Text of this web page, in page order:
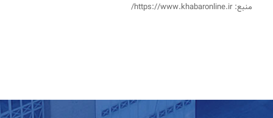
منبع: https://www.khabaronline.ir/